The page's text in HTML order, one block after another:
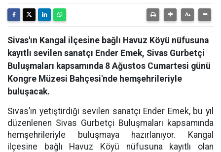
Sivas'ın Kangal ilçesine bağlı Havuz Köyü nüfusuna
kayıtlı sevilen sanatçı Ender Emek, Sivas Gurbetçi
Buluşmaları kapsamında 8 Ağustos Cumartesi günü
Kongre Müzesi Bahçesi'nde hemşehrileriyle
buluşacak.
Sivas’ın yetiştirdiği sevilen sanatçı Ender Emek, bu yıl
düzenlenen Sivas Gurbetçi Buluşmaları kapsamında
hemşehrileriyle buluşmaya hazırlanıyor. Kangal
ilçesine bağlı Havuz Köyü nüfusuna kayıtlı olan